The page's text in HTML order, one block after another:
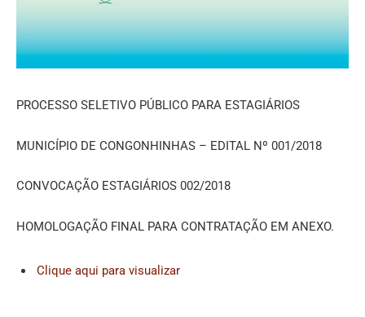
PROCESSO SELETIVO PÚBLICO PARA ESTAGIÁRIOS
MUNICÍPIO DE CONGONHINHAS – EDITAL Nº 001/2018
CONVOCAÇÃO ESTAGIÁRIOS 002/2018
HOMOLOGAÇÃO FINAL PARA CONTRATAÇÃO EM ANEXO.
Clique aqui para visualizar